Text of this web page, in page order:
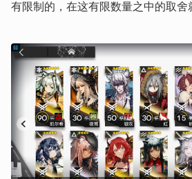
有限制的，在这有限数量之中的取舍